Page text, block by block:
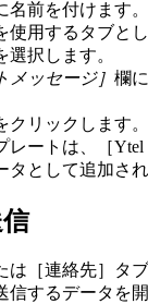
名前を付けます。
使用するタブとし
選択します。
メッセージ］ 欄
クリックします。
レートは、［Ytel
タとして追加され
は［連絡先］タ
信するデータを開